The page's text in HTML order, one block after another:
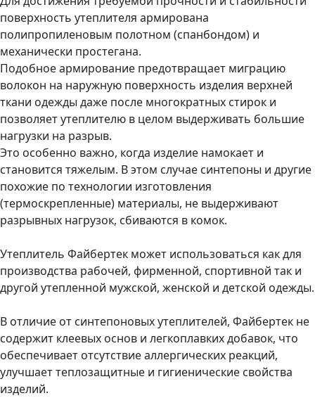
поверхность утеплителя армирована
полипропиленовым полотном (спанбондом) и
механически простегана.
Подобное армирование предотвращает миграцию
волокон на наружную поверхность изделия верхней
ткани одежды даже после многократных стирок и
позволяет утеплителю в целом выдерживать большие
нагрузки на разрыв.
Это особенно важно, когда изделие намокает и
становится тяжелым. В этом случае синтепоны и другие
похожие по технологии изготовления
(термоскрепленные) материалы, не выдерживают
разрывных нагрузок, сбиваются в комок.
Утеплитель Файбертек может использоваться как для
производства рабочей, фирменной, спортивной так и
другой утепленной мужской, женской и детской одежды.
В отличие от синтепоновых утеплителей, Файбертек не
содержит клеевых основ и легкоплавких добавок, что
обеспечивает отсутствие аллергических реакций,
улучшает теплозащитные и гигиенические свойства
изделий.